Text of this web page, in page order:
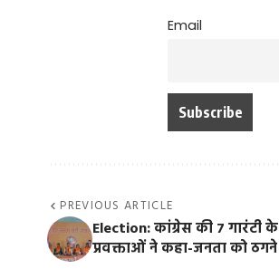
Email
PREVIOUS ARTICLE
Election: कांग्रेस की 7 गारंटी
प्रवक्ताओं ने कहा-जनता को ठगने